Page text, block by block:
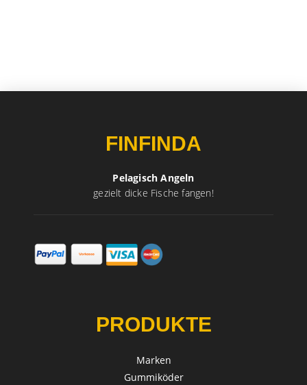
FINFINDA
Pelagisch Angeln
gezielt dicke Fische fangen!
PRODUKTE
Marken
Gummiköder